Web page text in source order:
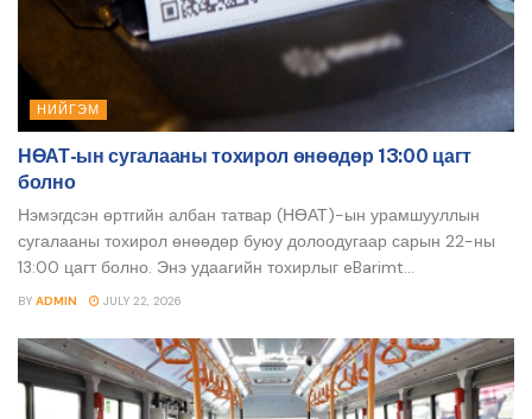
НИЙГЭМ
НӨАТ-ын сугалааны тохирол өнөөдөр 13:00 цагт
болно
Нэмэгдсэн өртгийн албан татвар (НӨАТ)-ын урамшууллын
сугалааны тохирол өнөөдөр буюу долоодугаар сарын 22-ны
13:00 цагт болно. Энэ удаагийн тохирлыг eBarimt...
BY ADMIN JULY 22, 2026